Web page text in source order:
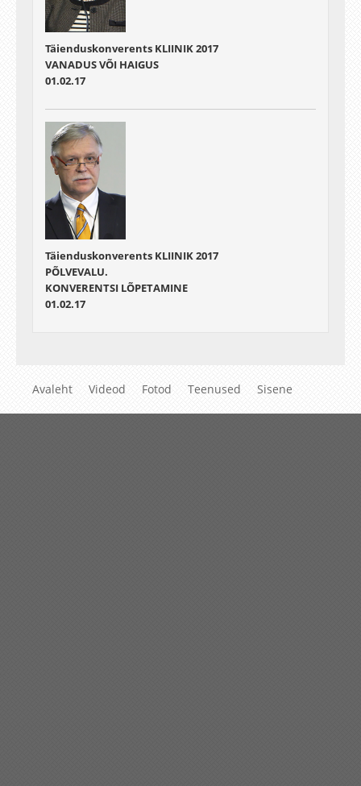
Täienduskonverents KLIINIK 2017
VANADUS VÕI HAIGUS
01.02.17
Täienduskonverents KLIINIK 2017
PÕLVEVALU.
KONVERENTSI LÕPETAMINE
01.02.17
Avaleht Videod Fotod Teenused Sisene